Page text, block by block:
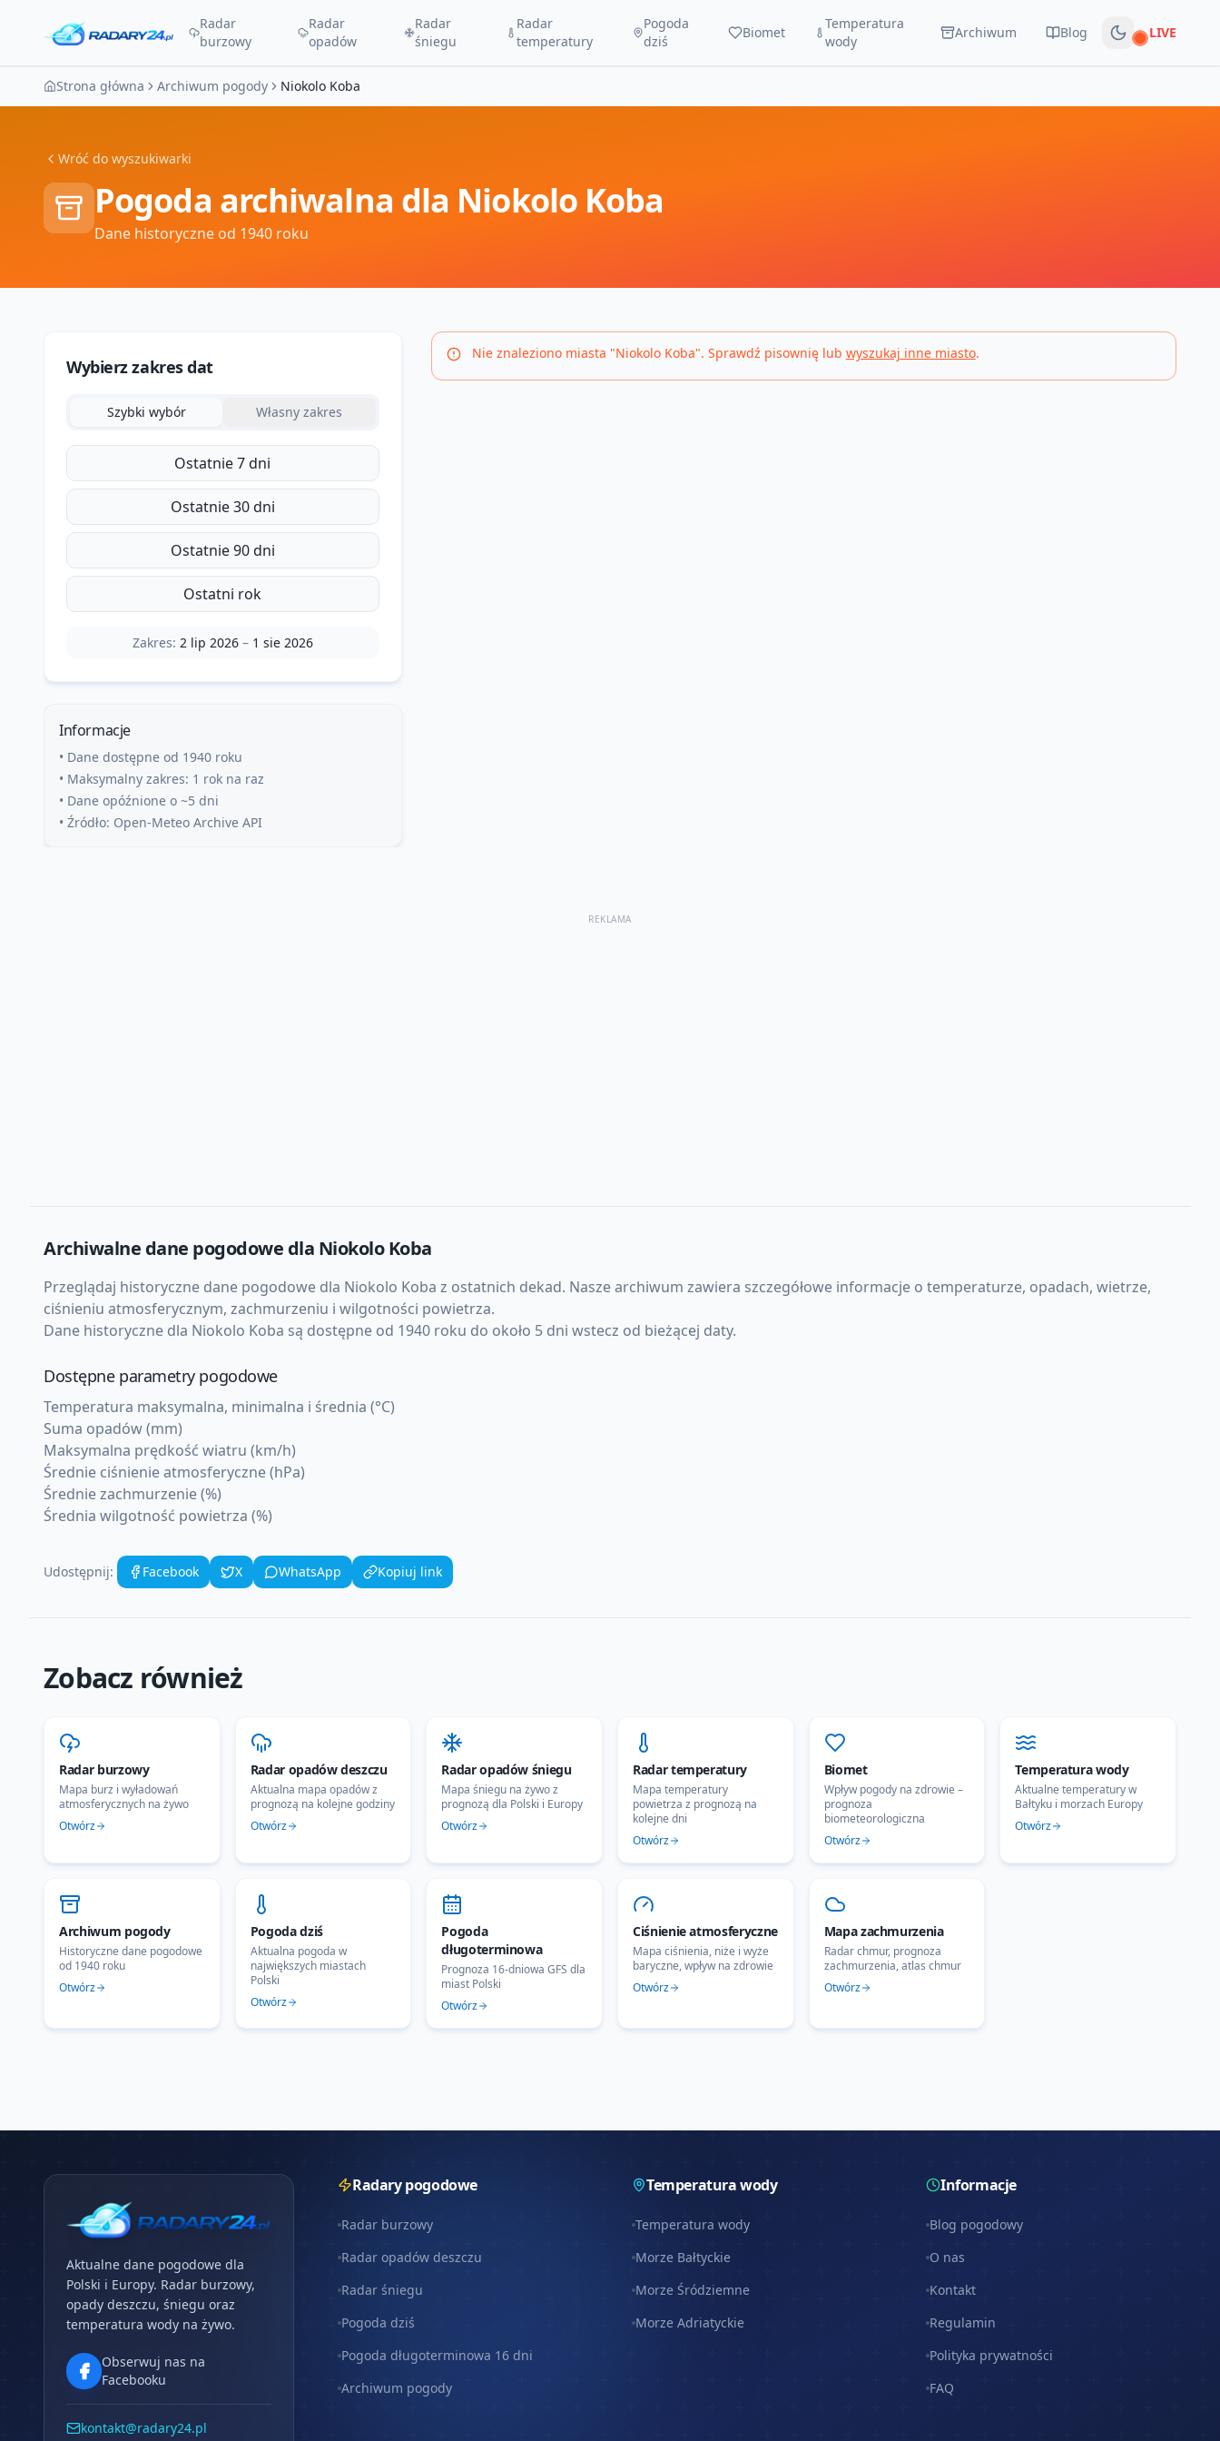
Radar
burzowy
Radar
opadów
Radar
śniegu
Radar
temperatury
Pogoda
dziś
Biomet
Temperatura
wody
Archiwum Blog Na żywo
LIVE
Strona główna Archiwum pogody Niokolo Koba
Wróć do wyszukiwarki
Pogoda archiwalna dla Niokolo Koba
Dane historyczne od 1940 roku
Wybierz zakres dat
Szybki wybór Własny zakres
Ostatnie 7 dni
Ostatnie 30 dni
Ostatnie 90 dni
Ostatni rok
Zakres: 2 lip 2026– 1 sie 2026
Informacje
• Dane dostępne od 1940 roku
• Maksymalny zakres: 1 rok na raz
• Dane opóźnione o ~5 dni
• Źródło: Open-Meteo Archive API
Nie znaleziono miasta "Niokolo Koba". Sprawdź pisownię lub wyszukaj inne miasto.
REKLAMA
Archiwalne dane pogodowe dla Niokolo Koba
Przeglądaj historyczne dane pogodowe dla Niokolo Koba z ostatnich dekad. Nasze archiwum zawiera szczegółowe informacje o temperaturze, opadach, wietrze,
ciśnieniu atmosferycznym, zachmurzeniu i wilgotności powietrza.
Dane historyczne dla Niokolo Koba są dostępne od 1940 roku do około 5 dni wstecz od bieżącej daty.
Dostępne parametry pogodowe
Temperatura maksymalna, minimalna i średnia (°C)
Suma opadów (mm)
Maksymalna prędkość wiatru (km/h)
Średnie ciśnienie atmosferyczne (hPa)
Średnie zachmurzenie (%)
Średnia wilgotność powietrza (%)
Udostępnij: Facebook X WhatsApp Kopiuj link
Zobacz również
Radar burzowy
Mapa burz i wyładowań
atmosferycznych na żywo
Otwórz
Radar opadów deszczu
Aktualna mapa opadów z
prognozą na kolejne godziny
Otwórz
Radar opadów śniegu
Mapa śniegu na żywo z
prognozą dla Polski i Europy
Otwórz
Radar temperatury
Mapa temperatury
powietrza z prognozą na
kolejne dni
Otwórz
Biomet
Wpływ pogody na zdrowie –
prognoza
biometeorologiczna
Otwórz
Temperatura wody
Aktualne temperatury w
Bałtyku i morzach Europy
Otwórz
Archiwum pogody
Historyczne dane pogodowe
od 1940 roku
Otwórz
Pogoda dziś
Aktualna pogoda w
największych miastach
Polski
Otwórz
Pogoda
długoterminowa
Prognoza 16-dniowa GFS dla
miast Polski
Otwórz
Ciśnienie atmosferyczne
Mapa ciśnienia, niże i wyże
baryczne, wpływ na zdrowie
Otwórz
Mapa zachmurzenia
Radar chmur, prognoza
zachmurzenia, atlas chmur
Otwórz
Aktualne dane pogodowe dla
Polski i Europy. Radar burzowy,
opady deszczu, śniegu oraz
temperatura wody na żywo.
Obserwuj nas na
Facebooku
kontakt@radary24.pl
Radary pogodowe
Radar burzowy
Radar opadów deszczu
Radar śniegu
Pogoda dziś
Pogoda długoterminowa 16 dni
Archiwum pogody
Temperatura wody
Temperatura wody
Morze Bałtyckie
Morze Śródziemne
Morze Adriatyckie
Informacje
Blog pogodowy
O nas
Kontakt
Regulamin
Polityka prywatności
FAQ